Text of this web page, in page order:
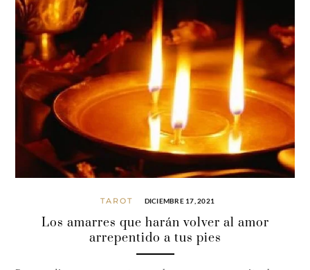
TAROT DICIEMBRE 17, 2021
Los amarres que harán volver al amor
arrepentido a tus pies